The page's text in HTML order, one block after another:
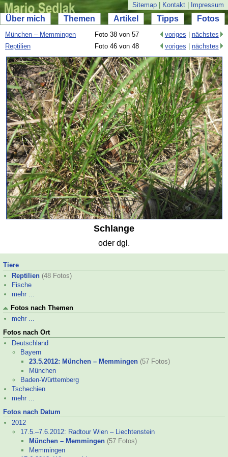
Sitemap Kontakt Impressum
Über mich Themen Artikel Tipps Fotos
München – Memmingen Foto 38 von 57 voriges
nächstes
Reptilien
Foto 46 von 48 voriges nächstes
Schlange
oder dgl.
Tiere
Reptilien (48 Fotos)
Fische
mehr ...
Fotos nach Themen
mehr ...
Fotos nach Ort
Deutschland
Bayern
23.5.2012: München – Memmingen (57 Fotos)
München
Baden-Württemberg
Tschechien
mehr ...
Fotos nach Datum
2012
17.5.–7.6.2012: Radtour Wien – Liechtenstein
München – Memmingen (57 Fotos)
Memmingen